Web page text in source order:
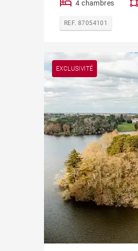
4 chambres
REF. 87054101
EXCLUSIVITÉ